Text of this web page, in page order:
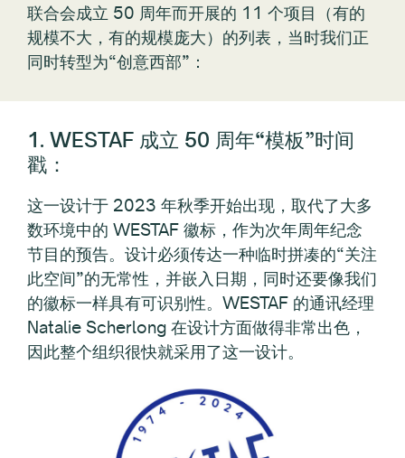
联合会成立 50 周年而开展的 11 个项目（有的
规模不大，有的规模庞大）的列表，当时我们正
同时转型为“创意西部”：
1. WESTAF 成立 50 周年“模板”时间
戳：
这一设计于 2023 年秋季开始出现，取代了大多
数环境中的 WESTAF 徽标，作为次年周年纪念
节目的预告。设计必须传达一种临时拼凑的“关注
此空间”的无常性，并嵌入日期，同时还要像我们
的徽标一样具有可识别性。WESTAF 的通讯经理
Natalie Scherlong 在设计方面做得非常出色，
因此整个组织很快就采用了这一设计。